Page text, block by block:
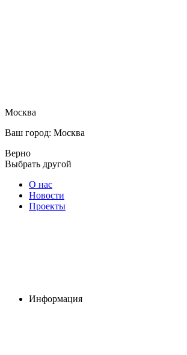
Москва
Ваш город: Москва
Верно
Выбрать другой
О нас
Новости
Проекты
Информация